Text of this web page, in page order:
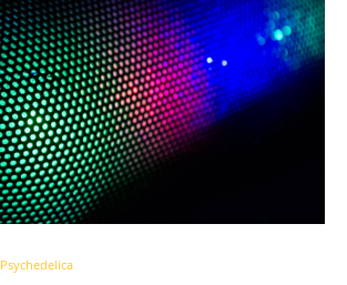
Psychedelica